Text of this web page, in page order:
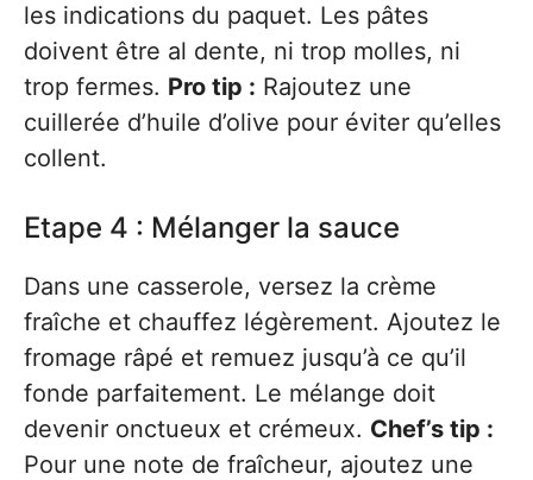
les indications du paquet. Les pâtes
doivent être al dente, ni trop molles, ni
trop fermes. Pro tip : Rajoutez une
cuillerée d’huile d’olive pour éviter qu’elles
collent.
Etape 4 : Mélanger la sauce
Dans une casserole, versez la crème
fraîche et chauffez légèrement. Ajoutez le
fromage râpé et remuez jusqu’à ce qu’il
fonde parfaitement. Le mélange doit
devenir onctueux et crémeux. Chef’s tip :
Pour une note de fraîcheur, ajoutez une